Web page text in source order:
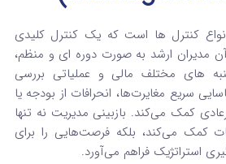
کنترل ها است که یک کنترل کلیدی
ارشد به صورت دوره‌ ای و منظم،
های مختلف مالی و عملیاتی بررسی
سریع مغایرت‌ها، انحرافات از بودجه یا
کمک می‌کند. بازبینی مدیریت نه تنها
کمک می‌کند، بلکه فرصت‌هایی را برای
استراتژیک فراهم می‌آورد.